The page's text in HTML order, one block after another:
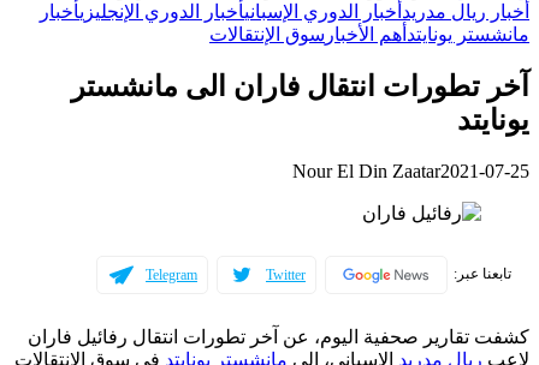
أخبار ريال مدريد أخبار الدوري الإسبانيأخبار الدوري الإنجليزيأخبار
مانشستر يونايتد أهم الأخبار سوق الإنتقالات
آخر تطورات انتقال فاران الى مانشستر
يونايتد
Nour El Din Zaatar2021-07-25
تابعنا عبر: Twitter
Telegram
كشفت تقارير صحفية اليوم، عن آخر تطورات انتقال رفائيل فاران
لاعب ريال مدريد الإسباني، الى مانشستر يونايتد في سوق الانتقالات